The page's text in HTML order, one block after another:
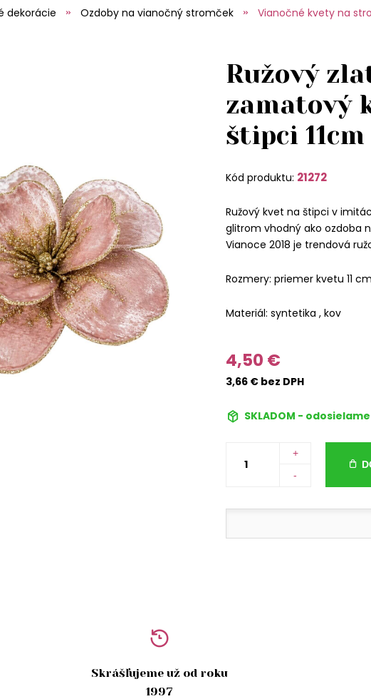
dekorácie Ozdoby na vianočný stromček Vianočné kvety na
Ružový
zamatový
štipci 11cm
Kód produktu: 21272
Ružový kvet na štipci v
glitrom vhodný ako ozdoba
Vianoce 2018 je trendová
Rozmery: priemer kvetu 11 cm
Materiál: syntetika , kov
4,50 €
3,66 € bez DPH
SKLADOM -
+
-
Skrášľujeme už od roku
1997